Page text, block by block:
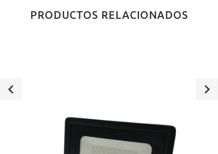
PRODUCTOS RELACIONADOS